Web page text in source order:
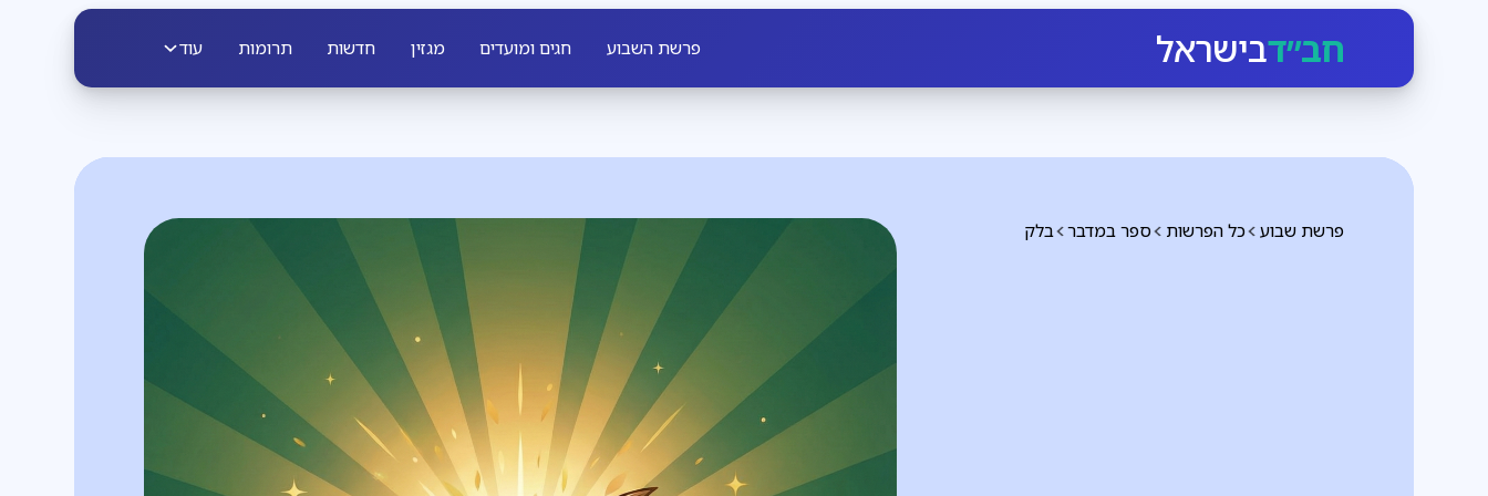
חב״דבישראל פרשת השבוע חגים ומועדים מגזין חדשות תרומות עוד
בלק ספר במדבר כל הפרשות פרשת שבוע